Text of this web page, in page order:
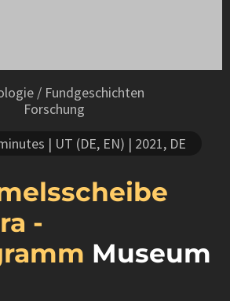
/ Fundgeschichten
Forschung
| UT (DE, EN) | 2021, DE
-
Museum